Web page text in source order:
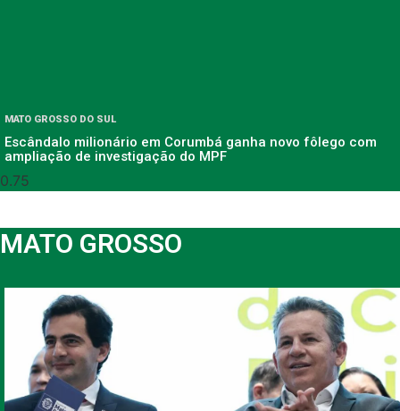
MATO GROSSO DO SUL
Escândalo milionário em Corumbá ganha novo fôlego com
ampliação de investigação do MPF
MATO GROSSO